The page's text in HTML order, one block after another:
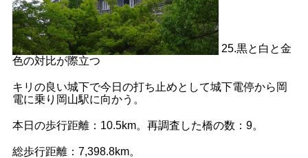
25.黒と白と金
色の対比が際立つ
キリの良い城下で今日の打ち止めとして城下電停から岡
電に乗り岡山駅に向かう。
本日の歩行距離：10.5km。再調査した橋の数：9。
総歩行距離：7,398.8km。